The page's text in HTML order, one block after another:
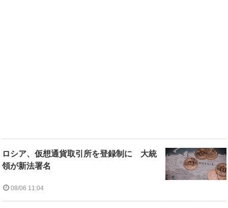
ロシア、仮想通貨取引所を登録制に 大統
領が新法署名
08/06 11:04